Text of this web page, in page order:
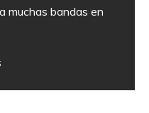
muchas bandas en